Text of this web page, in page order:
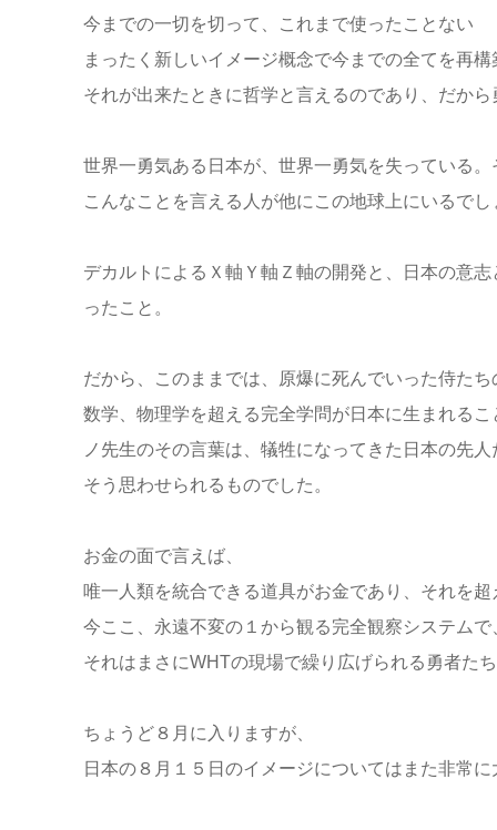
今までの一切を切って、これまで使ったことない
まったく新しいイメージ概念で今までの全てを再構
それが出来たときに哲学と言えるのであり、だか
世界一勇気ある日本が、世界一勇気を失っている
こんなことを言える人が他にこの地球上にいるでし
デカルトによるＸ軸Ｙ軸Ｚ軸の開発と、日本の意
ったこと。
だから、このままでは、原爆に死んでいった侍た
数学、物理学を超える完全学問が日本に生まれる
ノ先生のその言葉は、犠牲になってきた日本の先
そう思わせられるものでした。
お金の面で言えば、
唯一人類を統合できる道具がお金であり、それを
今ここ、永遠不変の１から観る完全観察システム
それはまさにWHTの現場で繰り広げられる勇者た
ちょうど８月に入りますが、
日本の８月１５日のイメージについてはまた非常